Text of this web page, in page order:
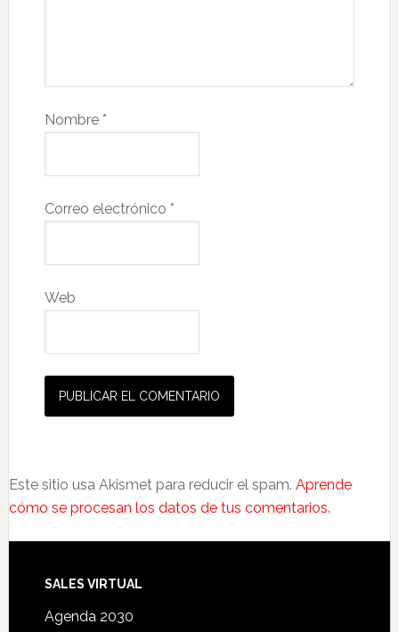
Nombre *
Correo electrónico *
Web
Este sitio usa Akismet para reducir el spam. Aprende
cómo se procesan los datos de tus comentarios.
SALES VIRTUAL
Agenda 2030